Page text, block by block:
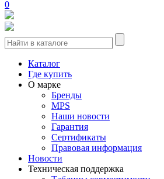
0
Каталог
Где купить
О марке
Бренды
MPS
Наши новости
Гарантия
Сертификаты
Правовая информация
Новости
Техническая поддержка